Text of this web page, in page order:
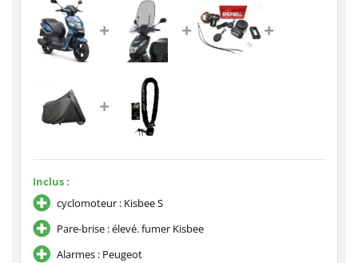
Inclus :
cyclomoteur : Kisbee S
Pare-brise : élevé. fumer Kisbee
Alarmes : Peugeot